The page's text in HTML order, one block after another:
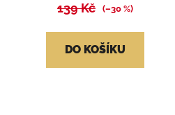
5,0
5
139 Kč (–30 %)
DO KOŠÍKU